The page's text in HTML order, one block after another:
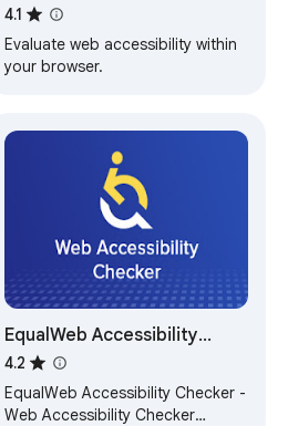
4.1
Evaluate web accessibility within
your browser.
EqualWeb Accessibility
Checker
4.2
EqualWeb Accessibility Checker -
Web Accessibility Checker